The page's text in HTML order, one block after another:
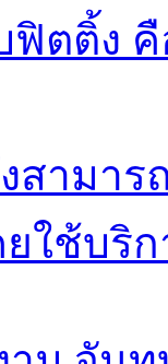
ตติ้ง คื
สามา
ช้บริกา